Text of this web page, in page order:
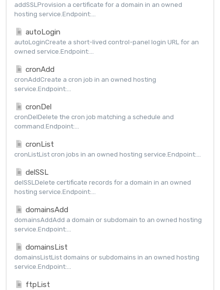
addSSLProvision a certificate for a domain in an owned
hosting service.Endpoint:...
autoLogin
autoLoginCreate a short-lived control-panel login URL for an
owned service.Endpoint:...
cronAdd
cronAddCreate a cron job in an owned hosting
service.Endpoint:...
cronDel
cronDelDelete the cron job matching a schedule and
command.Endpoint:...
cronList
cronListList cron jobs in an owned hosting service.Endpoint:...
delSSL
delSSLDelete certificate records for a domain in an owned
hosting service.Endpoint:...
domainsAdd
domainsAddAdd a domain or subdomain to an owned hosting
service.Endpoint:...
domainsList
domainsListList domains or subdomains in an owned hosting
service.Endpoint:...
ftpList